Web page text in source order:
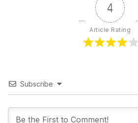
4
Article Rating
Subscribe